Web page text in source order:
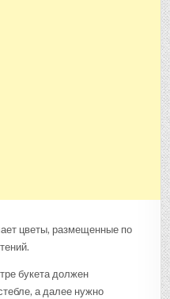
цветы, размещенные по
букета должен
а далее нужно